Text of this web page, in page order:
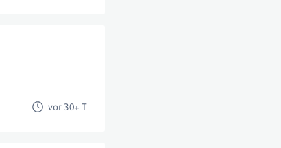
vor 30+ T